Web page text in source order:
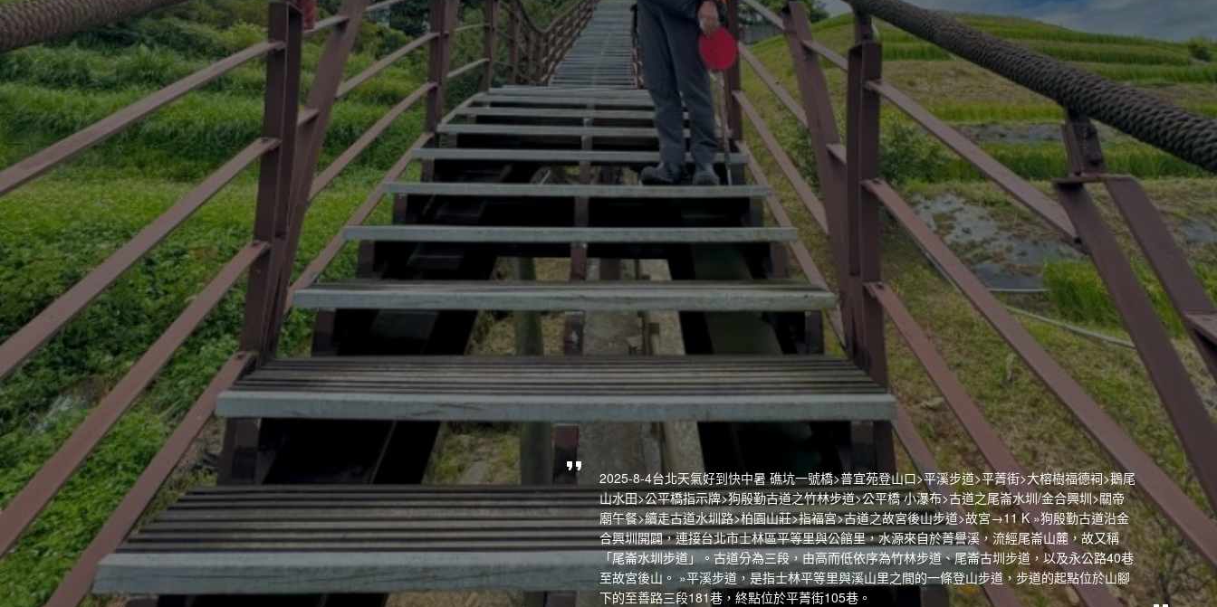
2025-8-4台北天氣好到快中暑 礁坑一號橋>普宜苑登山口>平溪步道>平菁街>大榕樹福德祠>鵝尾
山水田>公平橋指示牌>狗殷勤古道之竹林步道>公平橋 小瀑布>古道之尾崙水圳/金合興圳>關帝
廟午餐>續走古道水圳路>柏園山莊>指福宮>古道之故宮後山步道>故宮→11 K »狗殷勤古道沿金
合興圳開闢，連接台北市士林區平等里與公館里，水源來自於菁譽溪，流經尾崙山麓，故又稱
「尾崙水圳步道」。古道分為三段，由高而低依序為竹林步道、尾崙古圳步道，以及永公路40巷
至故宮後山。 »平溪步道，是指士林平等里與溪山里之間的一條登山步道，步道的起點位於山腳
下的至善路三段181巷，終點位於平菁街105巷。